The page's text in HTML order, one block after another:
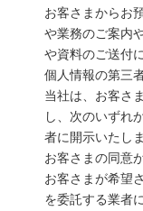
お客さまからお
や業務のご案内
や資料のご送付
個人情報の第三
当社は、お客さ
し、次のいずれ
者に開示いたし
お客さまの同意
お客さまが希望
を委託する業者